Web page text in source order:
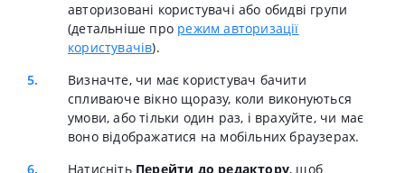
авторизовані користувачі або обидві групи
(детальніше про режим авторизації
користувачів).
Визначте, чи має користувач бачити
спливаюче вікно щоразу, коли виконуються
умови, або тільки один раз, і врахуйте, чи має
воно відображатися на мобільних браузерах.
Натисніть Перейти до редактору, щоб